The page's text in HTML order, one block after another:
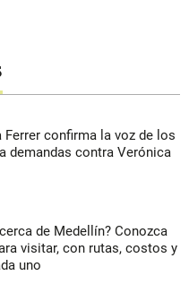
Ferrer confirma la voz de los
demandas contra Verónica
de Medellín? Conozca
visitar, con rutas, costos y
uno